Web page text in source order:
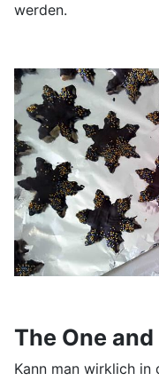
werden.
The One
Kann man wirklich in